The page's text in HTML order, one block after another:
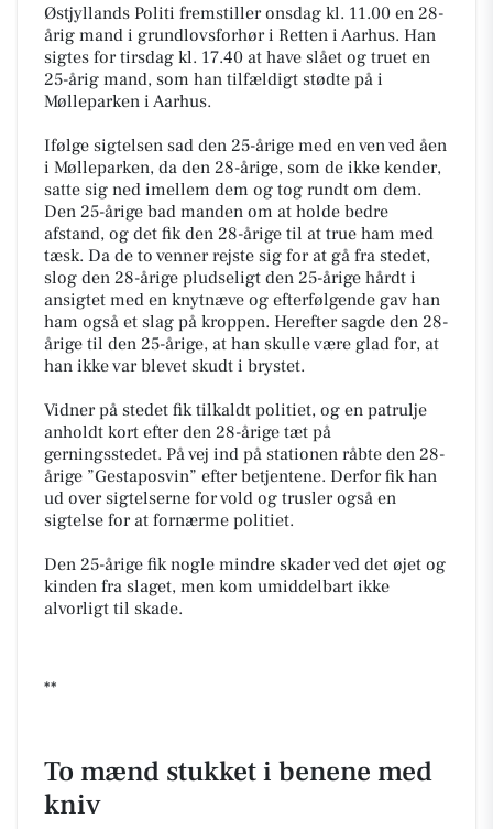
Østjyllands Politi fremstiller onsdag kl. 11.00 en 28-
årig mand i grundlovsforhør i Retten i Aarhus. Han
sigtes for tirsdag kl. 17.40 at have slået og truet en
25-årig mand, som han tilfældigt stødte på i
Mølleparken i Aarhus.
Ifølge sigtelsen sad den 25-årige med en ven ved åen
i Mølleparken, da den 28-årige, som de ikke kender,
satte sig ned imellem dem og tog rundt om dem.
Den 25-årige bad manden om at holde bedre
afstand, og det fik den 28-årige til at true ham med
tæsk. Da de to venner rejste sig for at gå fra stedet,
slog den 28-årige pludseligt den 25-årige hårdt i
ansigtet med en knytnæve og efterfølgende gav han
ham også et slag på kroppen. Herefter sagde den 28-
årige til den 25-årige, at han skulle være glad for, at
han ikke var blevet skudt i brystet.
Vidner på stedet fik tilkaldt politiet, og en patrulje
anholdt kort efter den 28-årige tæt på
gerningsstedet. På vej ind på stationen råbte den 28-
årige ”Gestaposvin” efter betjentene. Derfor fik han
ud over sigtelserne for vold og trusler også en
sigtelse for at fornærme politiet.
Den 25-årige fik nogle mindre skader ved det øjet og
kinden fra slaget, men kom umiddelbart ikke
alvorligt til skade.
**
To mænd stukket i benene med
kniv